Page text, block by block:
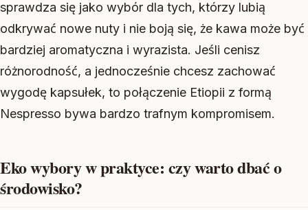
sprawdza się jako wybór dla tych, którzy lubią
odkrywać nowe nuty i nie boją się, że kawa może być
bardziej aromatyczna i wyrazista. Jeśli cenisz
różnorodność, a jednocześnie chcesz zachować
wygodę kapsułek, to połączenie Etiopii z formą
Nespresso bywa bardzo trafnym kompromisem.
Eko wybory w praktyce: czy warto dbać o
środowisko?